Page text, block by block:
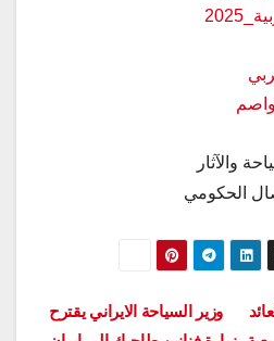
والآثار
الحكومي
وزير السياحة الايراني يقترح